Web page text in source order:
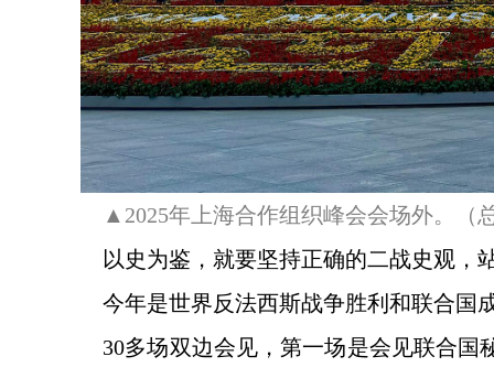
▲2025年上海合作组织峰会会场外。（
以史为鉴，就要坚持正确的二战史观，
今年是世界反法西斯战争胜利和联合国
30多场双边会见，第一场是会见联合